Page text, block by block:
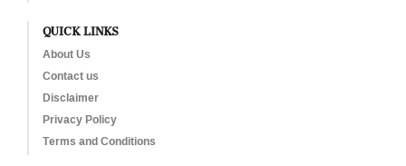
QUICK LINKS
About Us
Contact us
Disclaimer
Privacy Policy
Terms and Conditions